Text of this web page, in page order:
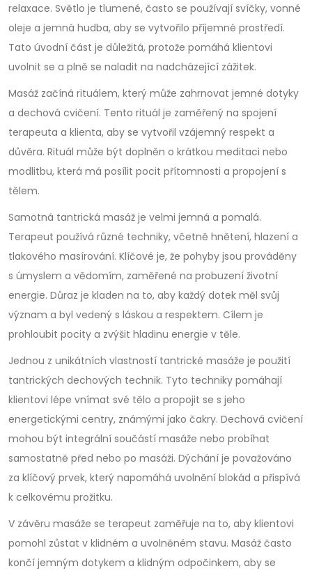
relaxace. Světlo je tlumené, často se používají svíčky, vonné
oleje a jemná hudba, aby se vytvořilo příjemné prostředí.
Tato úvodní část je důležitá, protože pomáhá klientovi
uvolnit se a plně se naladit na nadcházející zážitek.
Masáž začíná rituálem, který může zahrnovat jemné dotyky
a dechová cvičení. Tento rituál je zaměřený na spojení
terapeuta a klienta, aby se vytvořil vzájemný respekt a
důvěra. Rituál může být doplněn o krátkou meditaci nebo
modlitbu, která má posílit pocit přítomnosti a propojení s
tělem.
Samotná tantrická masáž je velmi jemná a pomalá.
Terapeut používá různé techniky, včetně hnětení, hlazení a
tlakového masírování. Klíčové je, že pohyby jsou prováděny
s úmyslem a vědomím, zaměřené na probuzení životní
energie. Důraz je kladen na to, aby každý dotek měl svůj
význam a byl vedený s láskou a respektem. Cílem je
prohloubit pocity a zvýšit hladinu energie v těle.
Jednou z unikátních vlastností tantrické masáže je použití
tantrických dechových technik. Tyto techniky pomáhají
klientovi lépe vnímat své tělo a propojit se s jeho
energetickými centry, známými jako čakry. Dechová cvičení
mohou být integrální součástí masáže nebo probíhat
samostatně před nebo po masáži. Dýchání je považováno
za klíčový prvek, který napomáhá uvolnění blokád a přispívá
k celkovému prožitku.
V závěru masáže se terapeut zaměřuje na to, aby klientovi
pomohl zůstat v klidném a uvolněném stavu. Masáž často
končí jemným dotykem a klidným odpočinkem, aby se